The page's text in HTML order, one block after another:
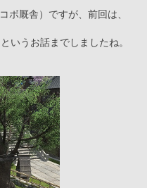
ボ厩舎）ですが、前回は、
というお話までしましたね。